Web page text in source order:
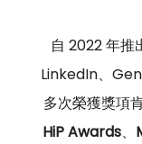
自 2022 年推
LinkedIn、
多次榮獲獎項
HiP Awards、